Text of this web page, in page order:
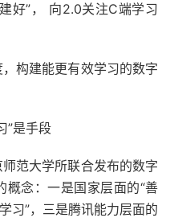
好”， 向2.0关注C端学习
构建能更有效学习的数字
”是手段
范大学所联合发布的数字
概念：一是国家层面的“善
习”，三是腾讯能力层面的